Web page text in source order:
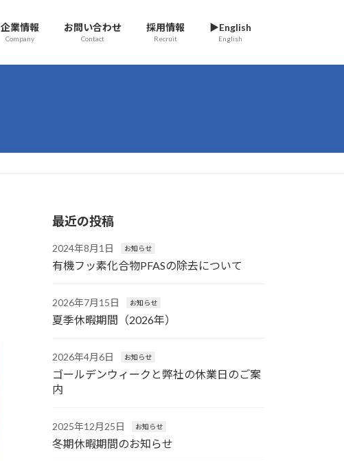
企業情報
Company
お問い合わせ
Contact
採用情報
Recruit
▶English
English
最近の投稿
2024年8月1日 お知らせ
有機フッ素化合物PFASの除去について
2026年7月15日 お知らせ
夏季休暇期間（2026年）
2026年4月6日 お知らせ
ゴールデンウィークと弊社の休業日のご案
内
2025年12月25日 お知らせ
冬期休暇期間のお知らせ